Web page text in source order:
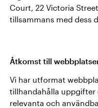
Court, 22 Victoria
tillsammans med dess
Åtkomst till
Vi har utformat
tillhandahålla uppgifter
relevanta och